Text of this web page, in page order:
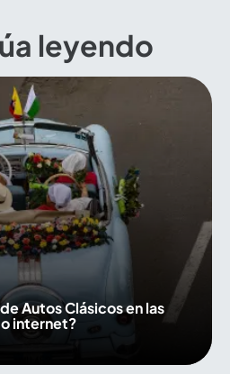
leyendo
Autos Clásicos en las
internet?